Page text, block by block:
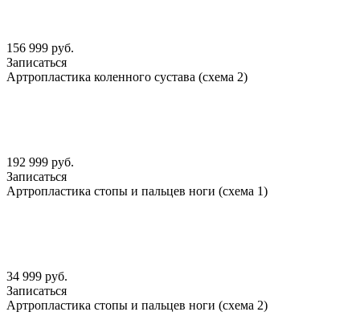
156 999 руб.
Записаться
Артропластика коленного сустава (схема 2)
192 999 руб.
Записаться
Артропластика стопы и пальцев ноги (схема 1)
34 999 руб.
Записаться
Артропластика стопы и пальцев ноги (схема 2)